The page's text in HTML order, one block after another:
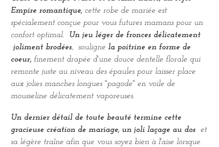
Empire romantique, cette robe de mariée est
spécialement conçue pour vous futures mamans pour un
confort optimal.
Un jeu léger de fronces délicatement
joliment brodées, souligne la poitrine en forme de
coeur, finement drapée d'une douce dentelle florale qui
remonte juste au niveau des épaules pour laisser place
aux jolies manches longues "pagode" en voile de
mousseline délicatement vaporeuses.
Un dernier détail de toute beauté termine cette
gracieuse création de mariage, un joli laçage au dos
et
sa légère traîne afin que vous soyez bien à l'aise lorsque